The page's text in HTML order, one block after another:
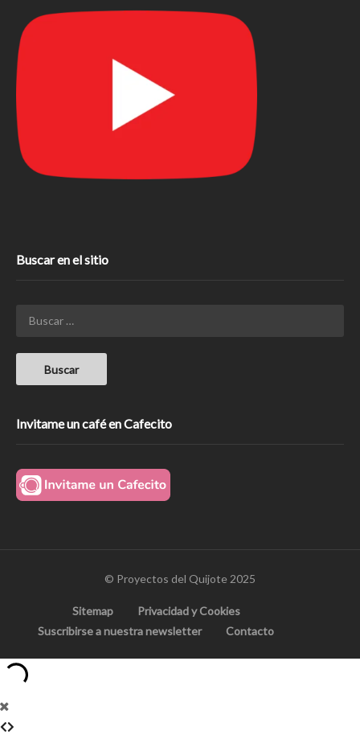
Buscar en el sitio
Invitame un café en Cafecito
© Proyectos del Quijote 2025
Sitemap
Privacidad y Cookies
Suscribirse a nuestra newsletter
Contacto